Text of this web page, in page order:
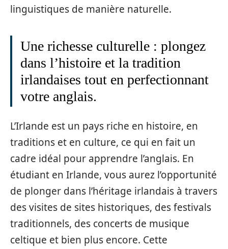
linguistiques de manière naturelle.
Une richesse culturelle : plongez
dans l’histoire et la tradition
irlandaises tout en perfectionnant
votre anglais.
L’Irlande est un pays riche en histoire, en
traditions et en culture, ce qui en fait un
cadre idéal pour apprendre l’anglais. En
étudiant en Irlande, vous aurez l’opportunité
de plonger dans l’héritage irlandais à travers
des visites de sites historiques, des festivals
traditionnels, des concerts de musique
celtique et bien plus encore. Cette